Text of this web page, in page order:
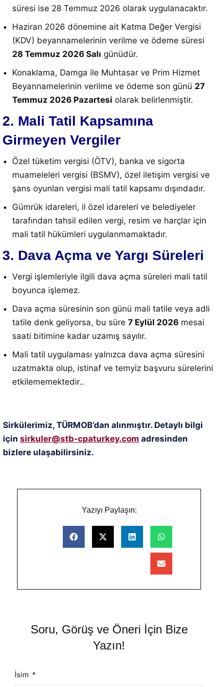
süresi ise 28 Temmuz 2026 olarak uygulanacaktır.
Haziran 2026 dönemine ait Katma Değer Vergisi
(KDV) beyannamelerinin verilme ve ödeme süresi
28 Temmuz 2026 Salı günüdür.
Konaklama, Damga ile Muhtasar ve Prim Hizmet
Beyannamelerinin verilme ve ödeme son günü 27
Temmuz 2026 Pazartesi olarak belirlenmiştir.
2. Mali Tatil Kapsamına
Girmeyen Vergiler
Özel tüketim vergisi (ÖTV), banka ve sigorta
muameleleri vergisi (BSMV), özel iletişim vergisi ve
şans oyunları vergisi mali tatil kapsamı dışındadır.
Gümrük idareleri, il özel idareleri ve belediyeler
tarafından tahsil edilen vergi, resim ve harçlar için
mali tatil hükümleri uygulanmamaktadır.
3. Dava Açma ve Yargı Süreleri
Vergi işlemleriyle ilgili dava açma süreleri mali tatil
boyunca işlemez.
Dava açma süresinin son günü mali tatile veya adli
tatile denk geliyorsa, bu süre 7 Eylül 2026 mesai
saati bitimine kadar uzamış sayılır.
Mali tatil uygulaması yalnızca dava açma süresini
uzatmakta olup, istinaf ve temyiz başvuru sürelerini
etkilememektedir..
Sirkülerimiz, TÜRMOB’dan alınmıştır. Detaylı bilgi
için sirkuler@stb-cpaturkey.com adresinden
bizlere ulaşabilirsiniz.
Yazıyı Paylaşın:
Soru, Görüş ve Öneri İçin Bize
Yazın!
İsim